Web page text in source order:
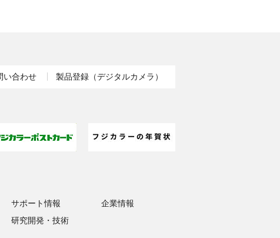
い合わせ 製品登録（デジタルカメラ）
サポート情報
研究開発・技術
企業情報